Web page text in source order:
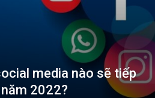
media nào sẽ tiếp
2022?